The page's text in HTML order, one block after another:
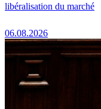
libéralisation du marché
06.08.2026